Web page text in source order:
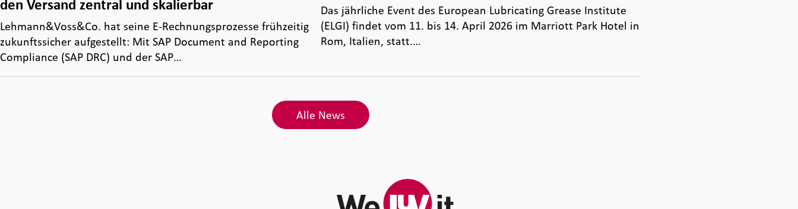
den Versand zentral und skalierbar
Lehmann&Voss&Co. hat seine E‑Rechnungsprozesse frühzeitig
zukunftssicher aufgestellt: Mit SAP Document and Reporting
Compliance (SAP DRC) und der SAP…
Das jährliche Event des European Lubricating Grease Institute
(ELGI) findet vom 11. bis 14. April 2026 im Marriott Park Hotel in
Rom, Italien, statt.…
Alle News